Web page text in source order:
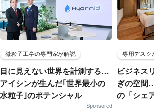
微粒子工学の専門家が解説
目に見えない世界を計測する…
アイシンが生んだ｢世界最小の
水粒子｣のポテンシャル
Sponsored
専用デスク
ビジネス
ぎの空間
の「シェ